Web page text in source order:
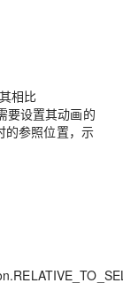
相比
要设置其动画的
的参照位置，示